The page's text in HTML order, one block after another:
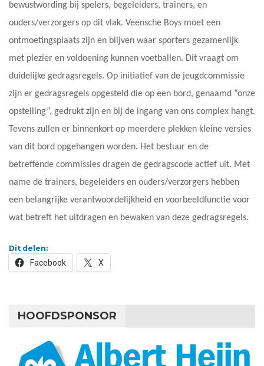
bewustwording bij spelers, begeleiders, trainers, en
ouders/verzorgers op dit vlak. Veensche Boys moet een
ontmoetingsplaats zijn en blijven waar sporters gezamenlijk
met plezier en voldoening kunnen voetballen. Dit vraagt om
duidelijke gedragsregels. Op initiatief van de jeugdcommissie
zijn er gedragsregels opgesteld die op een bord, genaamd “onze
opstelling”, gedrukt zijn en bij de ingang van ons complex hangt.
Tevens zullen er binnenkort op meerdere plekken kleine versies
van dit bord opgehangen worden. Het bestuur en de
betreffende commissies dragen de gedragscode actief uit. Met
name de trainers, begeleiders en ouders/verzorgers hebben
een belangrijke verantwoordelijkheid en voorbeeldfunctie voor
wat betreft het uitdragen en bewaken van deze gedragsregels.
Dit delen:
Facebook X
HOOFDSPONSOR